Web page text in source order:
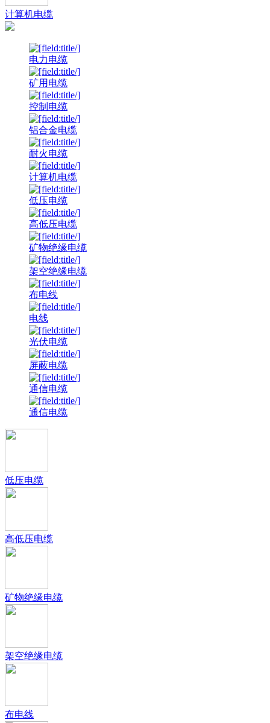
计算机电缆
电力电缆
矿用电缆
控制电缆
铝合金电缆
耐火电缆
计算机电缆
低压电缆
高低压电缆
矿物绝缘电缆
架空绝缘电缆
布电线
电线
光伏电缆
屏蔽电缆
通信电缆
通信电缆
低压电缆
高低压电缆
矿物绝缘电缆
架空绝缘电缆
布电线